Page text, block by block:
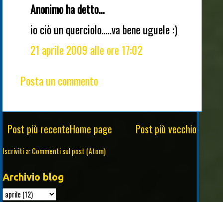
Anonimo ha detto...
io ciò un querciolo.....va bene uguele :)
21 aprile 2009 alle ore 17:02
Posta un commento
Post più recente Post più vecchio
Home page
Iscriviti a:Commenti sul post (Atom)
Archivio blog